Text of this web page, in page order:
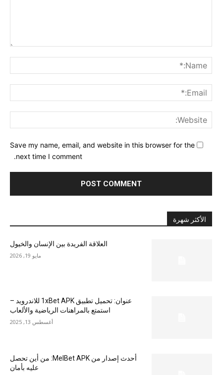
Save my name, email, and website in this browser for the
next time I comment.
الأكثر شهرة
العلاقة الفريدة بين الإنسان والخيول
مايو 19, 2026
عنوان: تحميل تطبيق 1xBet APK للاندرويد –
استمتع بالمراهنات الرياضية والألعاب
أغسطس 13, 2025
أحدث إصدار من MelBet APK: من أين تحصل
عليه بأمان